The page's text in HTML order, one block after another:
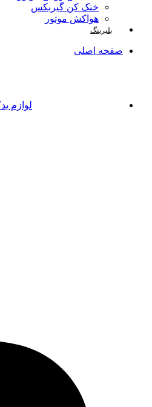
خنک کن گیربکس
هواکش موتور
بلبرینگ
صفحه اصلی
لوازم